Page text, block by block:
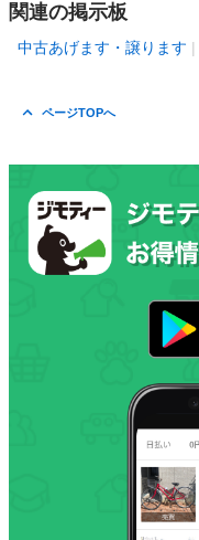
関連の掲示板
中古あげます・譲ります
ページTOPへ